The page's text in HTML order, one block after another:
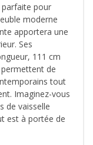
pour
moderne
apportera une
Ses
111 cm
de
tout
Imaginez-vous
de vaisselle
est à portée de